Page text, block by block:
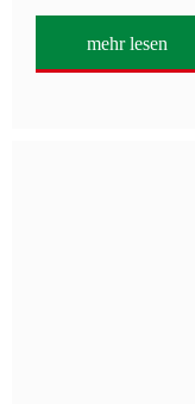
mehr lesen